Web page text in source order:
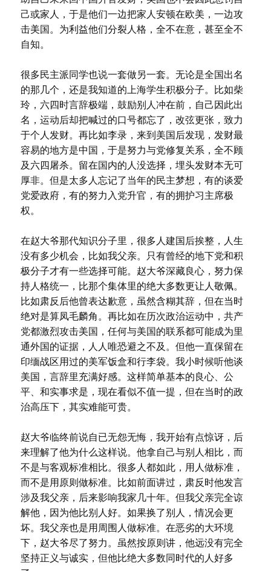
己或家人，于是他们一边把家人安顿在欧美，一边攻
击美国。为利益他们分裂人格，全不在意，甚至全不
自知。
很多民主派同学也说一套做另一套。无论是全国出名
的那几个，还是我知道的上海学生积极分子。比如柴
玲，六四时言辞极端，鼓励别人冲在前，自己因此出
名，运动后却把喊过的口号都忘了，改弦更张，致力
于个人发财。再比如李录，来到美国后发现，发财最
容易的地方是中国，于是努力与党修复关系，全不顾
及六四屠杀。留在国内的人没选择，埋头发财本无可
厚非。但是太多人忘记了当年的民主梦想，有的谈爱
党爱政府，有的努力入党升官，有的拥护习主席极
权。
在赵大爷那代知识分子里，很多人建国后挨整，人生
没有多少机会，比如我父亲。只有曾经的地下党和积
极分子才有一些选择可能。赵大爷深藏良心，努力保
持人格统一，比那个集体里的绝大多数更让人敬佩。
比如肃反后他曾表达歉意，虽然含糊其辞，但在当时
绝对是算凤毛麟角。再比如在历次政治运动中，共产
党都激烈攻击美国，任何与美国的联系都可能成为里
通外国的证据，人人唯恐避之不及。但他一直保留在
印缅战区用过的美军饭盒和行李袋。我小时候听他谈
美国，言辞里充满好感。这样简单基本的良心、公
平、和实事求是，现在看似不值一提，但在当时的政
治高压下，其实难能可贵。
赵大爷临终前说自已无怨无悔，我开始有点惊讶，后
来理解了他为什么这样说。他拿自己与别人相比，而
不是与客观标准相比。很多人都如此，用人做标准，
而不是用原则做标准。比如前面讲过，肃反时他发言
涉及我父亲，后来影响我家几十年。但我父亲完全谅
解他，因为他比别人好。如果换了别人，情况会更
坏。我父亲也是用周围人做标准。在恶劣的大环境
下，赵大爷尽了努力。虽然按原则讲，他远没有完全
坚持正义与诚实，但他比绝大多数同时代的人好多